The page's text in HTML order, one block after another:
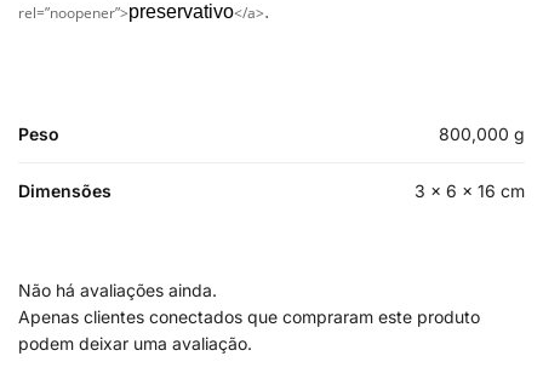
rel=”noopener”>preservativo</a>.
Peso 800,000 g
Dimensões 3 × 6 × 16 cm
Não há avaliações ainda.
Apenas clientes conectados que compraram este produto
podem deixar uma avaliação.